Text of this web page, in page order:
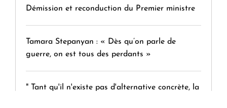
Démission et reconduction du Premier ministre
Tamara Stepanyan : « Dès qu’on parle de
guerre, on est tous des perdants »
" Tant qu'il n'existe pas d'alternative concrète, la